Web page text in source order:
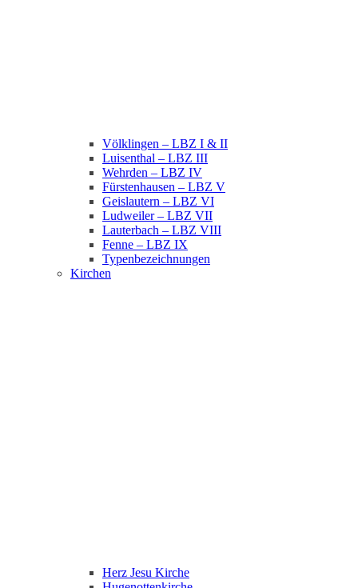
Völklingen – LBZ I & II
Luisenthal – LBZ III
Wehrden – LBZ IV
Fürstenhausen – LBZ V
Geislautern – LBZ VI
Ludweiler – LBZ VII
Lauterbach – LBZ VIII
Fenne – LBZ IX
Typenbezeichnungen
Kirchen
Herz Jesu Kirche